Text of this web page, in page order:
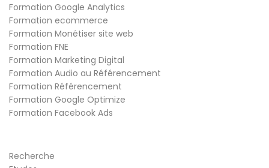
Formation Google Analytics
Formation ecommerce
Formation Monétiser site web
Formation FNE
Formation Marketing Digital
Formation Audio au Référencement
Formation Référencement
Formation Google Optimize
Formation Facebook Ads
Recherche